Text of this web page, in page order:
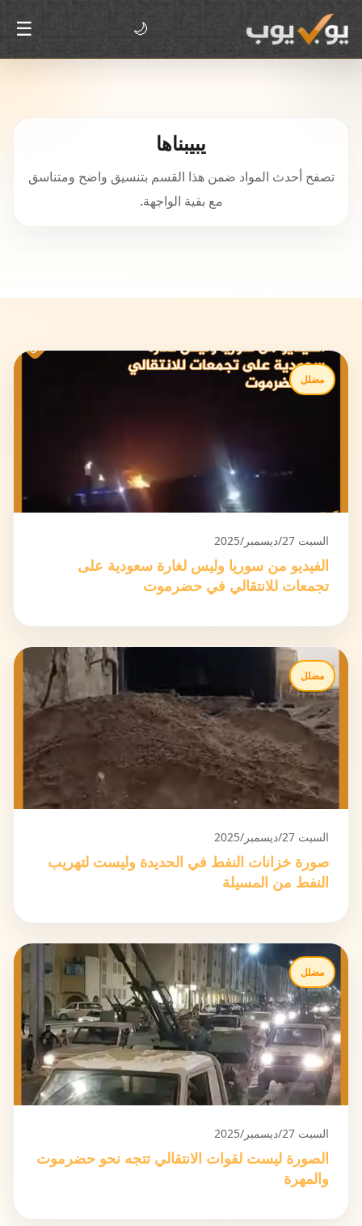
🌙
☰
يبيبناها
تصفح أحدث المواد ضمن هذا القسم بتنسيق واضح ومتناسق
مع بقية الواجهة.
مضلل
السبت 27/ديسمبر/2025
الفيديو من سوريا وليس لغارة سعودية على
تجمعات للانتقالي في حضرموت
مضلل
السبت 27/ديسمبر/2025
صورة خزانات النفط في الحديدة وليست لتهريب
النفط من المسيلة
مضلل
السبت 27/ديسمبر/2025
الصورة ليست لقوات الانتقالي تتجه نحو حضرموت
والمهرة